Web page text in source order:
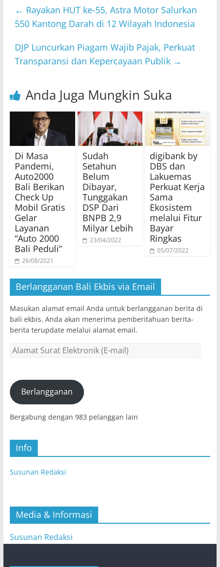
← Rayakan HUT ke-55, Astra Motor Salurkan
550 Kantong Darah di 12 Wilayah Indonesia
DJP Luncurkan Piagam Wajib Pajak, Perkuat
Transparansi dan Kepercayaan Publik →
Anda Juga Mungkin Suka
Di Masa
Pandemi,
Auto2000
Bali Berikan
Check Up
Mobil Gratis
Gelar
Layanan
“Auto 2000
Bali Peduli”
26/08/2021
Sudah
Setahun
Belum
Dibayar,
Tunggakan
DSP Dari
BNPB 2,9
Milyar Lebih
23/04/2022
digibank by
DBS dan
Lakuemas
Perkuat Kerja
Sama
Ekosistem
melalui Fitur
Bayar
Ringkas
05/07/2022
Berlangganan Bali Ekbis via Email
Masukan alamat email Anda untuk berlangganan berita di
bali ekbis. Anda akan menerima pemberitahuan berita-
berita terupdate melalui alamat email.
Alamat
(E-
mail)Berlangganan
Bergabung dengan 983 pelanggan lain
Info
Susunan Redaksi
Media & Informasi
Susunan Redaksi